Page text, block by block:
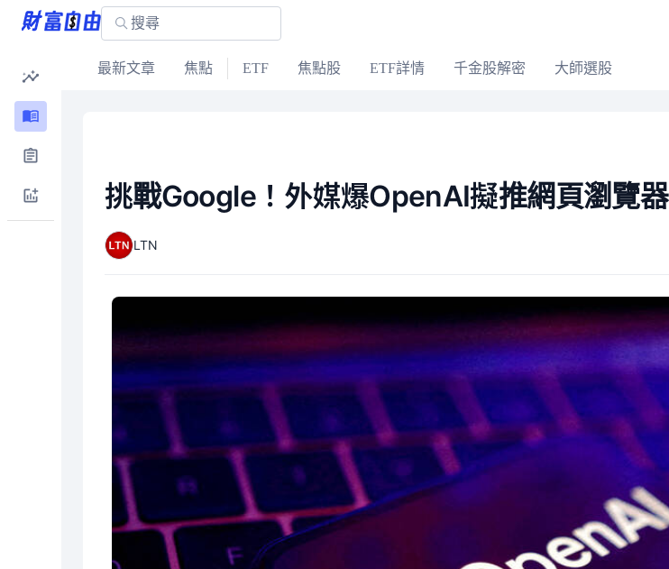
最新文章 焦點 ETF 焦點股 ETF詳情 千金股解密 大師選股
挑戰Google！外媒爆OpenAI擬推網頁瀏覽器
LTN